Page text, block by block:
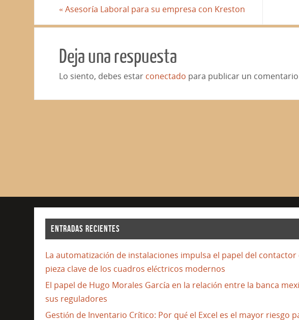
« Asesoría Laboral para su empresa con Kreston
Deja una respuesta
Lo siento, debes estar conectado para publicar un
ENTRADAS RECIENTES
La automatización de instalaciones impulsa el papel del contactor
pieza clave de los cuadros eléctricos modernos
El papel de Hugo Morales García en la relación entre la banca
sus reguladores
Gestión de Inventario Crítico: Por qué el Excel es el mayor riesgo